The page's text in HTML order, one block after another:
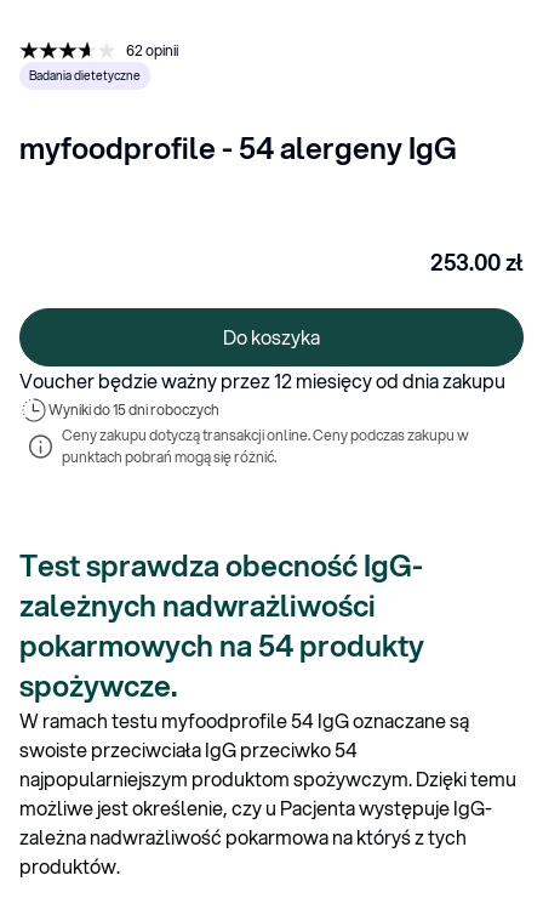
62opinii
Badania dietetyczne
myfoodprofile - 54 alergeny IgG
253.00zł
Do koszyka
Voucher będzie ważny przez 12 miesięcy od dnia zakupu
Wyniki do 15 dni roboczych
Ceny zakupu dotyczą transakcji online. Ceny podczas zakupu w
punktach pobrań mogą się różnić.
Test sprawdza obecność IgG-
zależnych nadwrażliwości
pokarmowych na 54 produkty
spożywcze.
W ramach testu myfoodprofile 54 IgG oznaczane są
swoiste przeciwciała IgG przeciwko 54
najpopularniejszym produktom spożywczym. Dzięki temu
możliwe jest określenie, czy u Pacjenta występuje IgG-
zależna nadwrażliwość pokarmowa na któryś z tych
produktów.